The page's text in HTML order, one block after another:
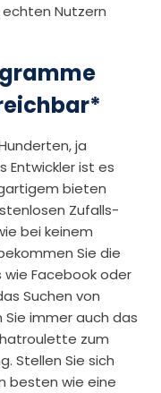
Nutzern
ja
Entwickler ist es
bieten
Zufalls-
bei keinem
Sie die
wie Facebook oder
Suchen von
immer auch das
zum
Stellen Sie sich
besten wie eine